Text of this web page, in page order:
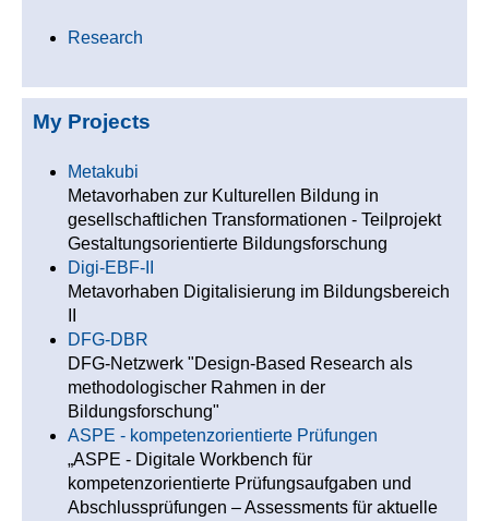
Research
My Projects
Metakubi
Metavorhaben zur Kulturellen Bildung in
gesellschaftlichen Transformationen - Teilprojekt
Gestaltungsorientierte Bildungsforschung
Digi-EBF-II
Metavorhaben Digitalisierung im Bildungsbereich
DFG-DBR
DFG-Netzwerk "Design-Based Research als
methodologischer Rahmen in der
Bildungsforschung"
ASPE - kompetenzorientierte Prüfungen
„ASPE - Digitale Workbench für
kompetenzorientierte Prüfungsaufgaben und
Abschlussprüfungen – Assessments für aktuelle